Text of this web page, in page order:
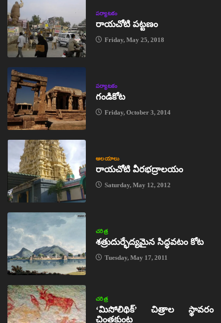
పర్యాటకం
రాయచోటి పట్టణం
Friday, May 25, 2018
పర్యాటకం
గండికోట
Friday, October 3, 2014
ఆలయాలు
రాయచోటి వీరభద్రాలయం
Saturday, May 12, 2012
చరిత్ర
శత్రుదుర్భేద్యమైన సిద్ధవటం కోట
Tuesday, May 17, 2011
చరిత్ర
‘మిసోలిథిక్‌’ చిత్రాల స్థావరం
చింతకుంట